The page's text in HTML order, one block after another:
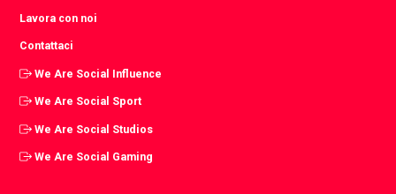
Lavora con noi
Contattaci
We Are Social Influence
We Are Social Sport
We Are Social Studios
We Are Social Gaming